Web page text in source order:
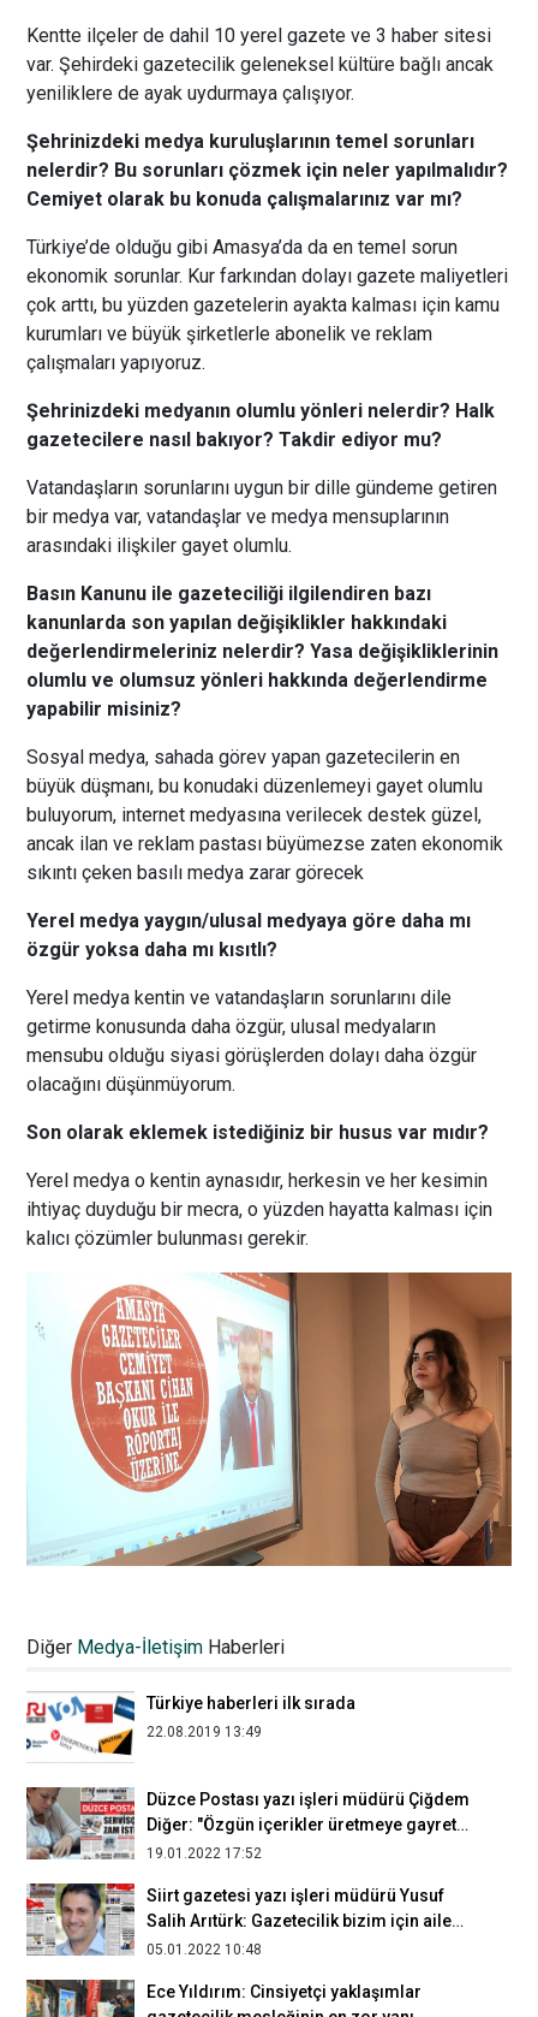
Kentte ilçeler de dahil 10 yerel gazete ve 3 haber sitesi
var. Şehirdeki gazetecilik geleneksel kültüre bağlı ancak
yeniliklere de ayak uydurmaya çalışıyor.
Şehrinizdeki medya kuruluşlarının temel sorunları
nelerdir? Bu sorunları çözmek için neler yapılmalıdır?
Cemiyet olarak bu konuda çalışmalarınız var mı?
Türkiye’de olduğu gibi Amasya’da da en temel sorun
ekonomik sorunlar. Kur farkından dolayı gazete maliyetleri
çok arttı, bu yüzden gazetelerin ayakta kalması için kamu
kurumları ve büyük şirketlerle abonelik ve reklam
çalışmaları yapıyoruz.
Şehrinizdeki medyanın olumlu yönleri nelerdir? Halk
gazetecilere nasıl bakıyor? Takdir ediyor mu?
Vatandaşların sorunlarını uygun bir dille gündeme getiren
bir medya var, vatandaşlar ve medya mensuplarının
arasındaki ilişkiler gayet olumlu.
Basın Kanunu ile gazeteciliği ilgilendiren bazı
kanunlarda son yapılan değişiklikler hakkındaki
değerlendirmeleriniz nelerdir? Yasa değişikliklerinin
olumlu ve olumsuz yönleri hakkında değerlendirme
yapabilir misiniz?
Sosyal medya, sahada görev yapan gazetecilerin en
büyük düşmanı, bu konudaki düzenlemeyi gayet olumlu
buluyorum, internet medyasına verilecek destek güzel,
ancak ilan ve reklam pastası büyümezse zaten ekonomik
sıkıntı çeken basılı medya zarar görecek
Yerel medya yaygın/ulusal medyaya göre daha mı
özgür yoksa daha mı kısıtlı?
Yerel medya kentin ve vatandaşların sorunlarını dile
getirme konusunda daha özgür, ulusal medyaların
mensubu olduğu siyasi görüşlerden dolayı daha özgür
olacağını düşünmüyorum.
Son olarak eklemek istediğiniz bir husus var mıdır?
Yerel medya o kentin aynasıdır, herkesin ve her kesimin
ihtiyaç duyduğu bir mecra, o yüzden hayatta kalması için
kalıcı çözümler bulunması gerekir.
Diğer Medya-İletişim Haberleri
bulundukları şehrin ve ülkenin arşividir
12.01.2023 17:02
Türkiye haberleri ilk sırada
22.08.2019 13:49
Düzce Postası yazı işleri müdürü Çiğdem
Diğer: "Özgün içerikler üretmeye gayret
ediyoruz"
19.01.2022 17:52
Siirt gazetesi yazı işleri müdürü Yusuf
Salih Arıtürk: Gazetecilik bizim için aile
mesleği
05.01.2022 10:48
Ece Yıldırım: Cinsiyetçi yaklaşımlar